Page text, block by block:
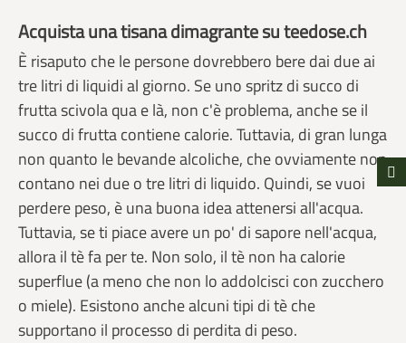
Acquista una tisana dimagrante su teedose.ch
È risaputo che le persone dovrebbero bere dai due ai
tre litri di liquidi al giorno. Se uno spritz di succo di
frutta scivola qua e là, non c'è problema, anche se il
succo di frutta contiene calorie. Tuttavia, di gran lunga
non quanto le bevande alcoliche, che ovviamente non
contano nei due o tre litri di liquido. Quindi, se vuoi
perdere peso, è una buona idea attenersi all'acqua.
Tuttavia, se ti piace avere un po' di sapore nell'acqua,
allora il tè fa per te. Non solo, il tè non ha calorie
superflue (a meno che non lo addolcisci con zucchero
o miele). Esistono anche alcuni tipi di tè che
supportano il processo di perdita di peso.